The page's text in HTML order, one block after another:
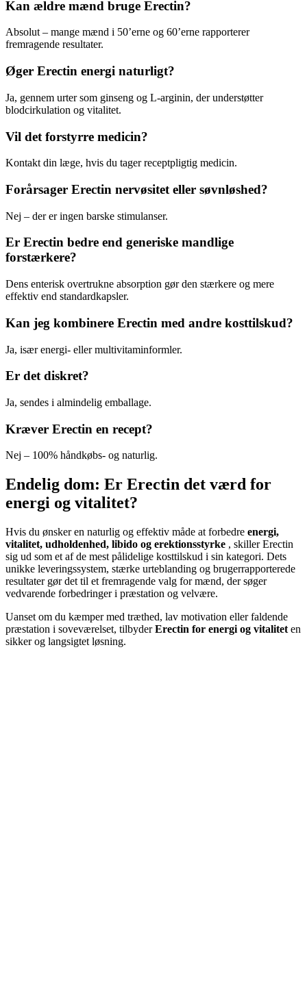
Kan ældre mænd bruge Erectin?
Absolut – mange mænd i 50’erne og 60’erne rapporterer
fremragende resultater.
Øger Erectin energi naturligt?
Ja, gennem urter som ginseng og L-arginin, der understøtter
blodcirkulation og vitalitet.
Vil det forstyrre medicin?
Kontakt din læge, hvis du tager receptpligtig medicin.
Forårsager Erectin nervøsitet eller søvnløshed?
Nej – der er ingen barske stimulanser.
Er Erectin bedre end generiske mandlige
forstærkere?
Dens enterisk overtrukne absorption gør den stærkere og mere
effektiv end standardkapsler.
Kan jeg kombinere Erectin med andre kosttilskud?
Ja, især energi- eller multivitaminformler.
Er det diskret?
Ja, sendes i almindelig emballage.
Kræver Erectin en recept?
Nej – 100% håndkøbs- og naturlig.
Endelig dom: Er Erectin det værd for
energi og vitalitet?
Hvis du ønsker en naturlig og effektiv måde at forbedre energi,
vitalitet, udholdenhed, libido og erektionsstyrke , skiller Erectin
sig ud som et af de mest pålidelige kosttilskud i sin kategori. Dets
unikke leveringssystem, stærke urteblanding og brugerrapporterede
resultater gør det til et fremragende valg for mænd, der søger
vedvarende forbedringer i præstation og velvære.
Uanset om du kæmper med træthed, lav motivation eller faldende
præstation i soveværelset, tilbyderErectin for energi og vitalitet en
sikker og langsigtet løsning.